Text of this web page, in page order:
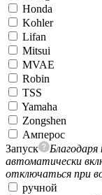
Honda
Kohler
Lifan
Mitsui
MVAE
Robin
TSS
Yamaha
Zongshen
Амперос
Запуск
автоматически
отключаться при
ручной